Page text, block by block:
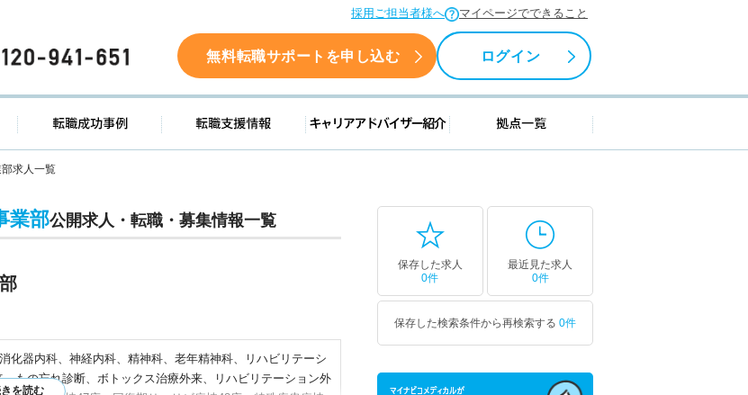
採用ご担当者様へ マイページでできること
0120-941-651 無料転職サポートを申し込む ログイン
求人検索 転職成功事例 転職支援情報 キャリアアドバイザー紹介 拠点一覧
求人一覧
業部公開求人・転職・募集情報一覧
化器内科、神経内科、精神科、老年精神科、リハビリテーシ
もの忘れ診断、ボトックス治療外来、リハビリテーション外
保存した求人
0件
最近見た求人
0件
保存した検索条件から再検索する 0件